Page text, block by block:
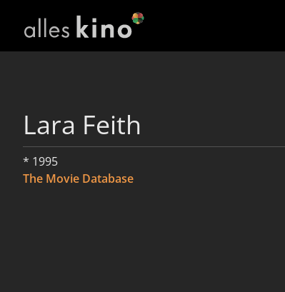
Lara Feith
* 1995
The Movie Database